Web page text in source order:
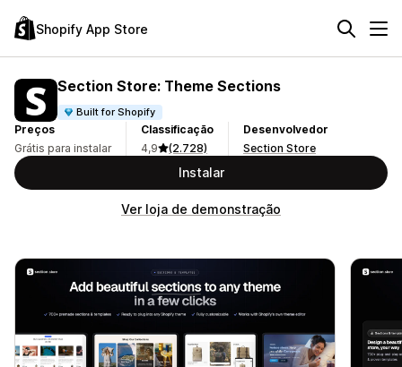
Shopify App Store
Section Store: Theme Sections
Built for Shopify
Preços
Grátis para instalar
Classificação
4,9
(2.728)
Desenvolvedor
Section Store
Instalar
Ver loja de demonstração